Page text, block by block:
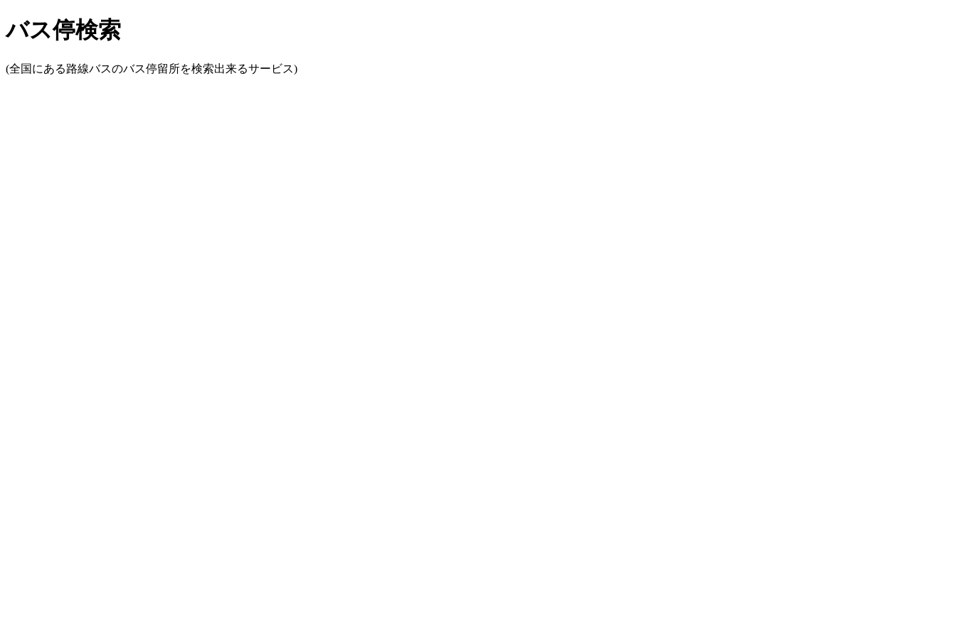
バス停検索
(全国にある路線バスのバス停留所を検索出来るサービス)